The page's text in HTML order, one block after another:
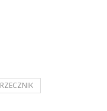
RZECZNIK